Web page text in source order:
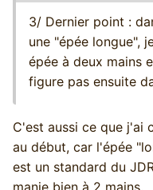
3/ Dernier point :
une "épée longue",
épée à deux mains
figure pas ensuite
C'est aussi ce que j'ai
au début, car l'épée
est un standard du